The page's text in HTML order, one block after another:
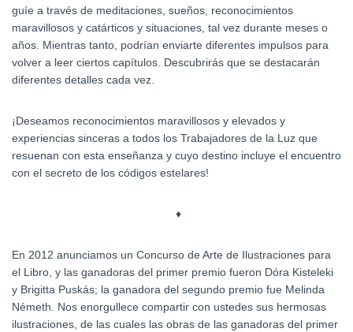
guíe a través de meditaciones, sueños, reconocimientos
maravillosos y catárticos y situaciones, tal vez durante meses o
años. Mientras tanto, podrían enviarte diferentes impulsos para
volver a leer ciertos capítulos. Descubrirás que se destacarán
diferentes detalles cada vez.
¡Deseamos reconocimientos maravillosos y elevados y
experiencias sinceras a todos los Trabajadores de la Luz que
resuenan con esta enseñanza y cuyo destino incluye el encuentro
con el secreto de los códigos estelares!
♦
En 2012 anunciamos un Concurso de Arte de Ilustraciones para
el Libro, y las ganadoras del primer premio fueron Dóra Kisteleki
y Brigitta Puskás; la ganadora del segundo premio fue Melinda
Németh. Nos enorgullece compartir con ustedes sus hermosas
ilustraciones, de las cuales las obras de las ganadoras del primer